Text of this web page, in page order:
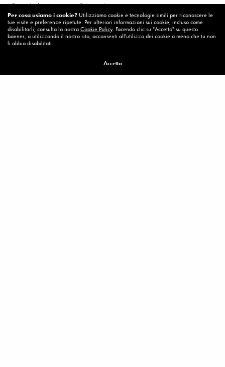
«Quando ho incontrato Cristo, mi sono scoperto uomo».
In tempi di crisi, poi, parlare di santità appare come un lusso che non
ci possiamo permettere. Presi come siamo dal tenere insieme la carretta
portare dalle correnti, dove tira il vento, navigando a vista e sotto
Per cosa usiamo i cookie? Utilizziamo cookie e tecnologie simili per riconoscere le
tue visite e preferenze ripetute. Per ulteriori informazioni sui cookie, incluso come
disabilitarli, consulta la nostraCookie Policy. Facendo clic su "Accetto" su questo
banner, o utilizzando il nostro sito, acconsenti all'utilizzo dei cookie a meno che tu non
li abbia disabilitati.
Accetto